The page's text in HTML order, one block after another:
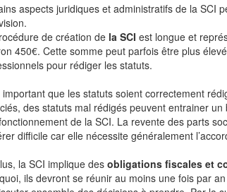
aspects juridiques et administratifs de la SCI
de création de la SCI est longue et
450€. Cette somme peut parfois être plus
pour rédiger les statuts.
important que les statuts soient correctement
des statuts mal rédigés peuvent entrainer
de la SCI. La revente des parts
difficile car elle nécessite généralement
la SCI implique desobligations fiscales et
ils devront se réunir au moins une fois par